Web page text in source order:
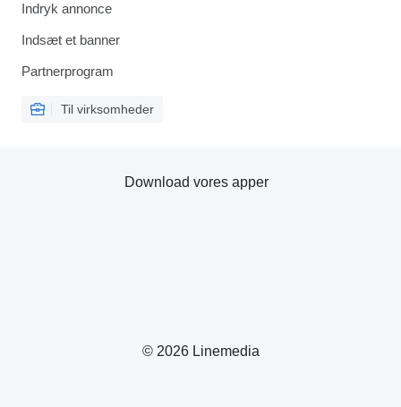
Indryk annonce
Indsæt et banner
Partnerprogram
Til virksomheder
© 2026 Linemedia
Download vores apper